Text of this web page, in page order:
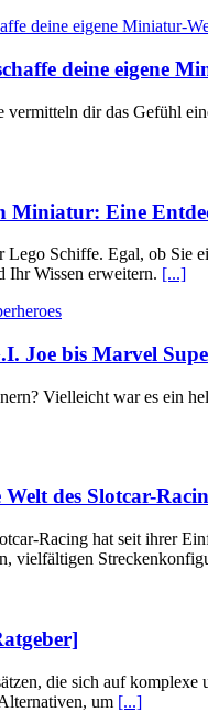
deine eigene
vermitteln dir das Gefühl
Miniatur: Eine
Schiffe. Egal, ob Sie
Ihr Wissen erweitern. [...]
Joe bis Marvel
Vielleicht war es ein
des Slotcar-
Racing hat seit ihrer
vielfältigen
die sich auf
um [...]